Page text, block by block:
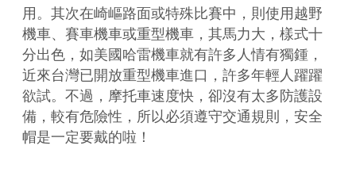
用。其次在崎嶇路面或特殊比賽中，則使用越野
機車、賽車機車或重型機車，其馬力大，樣式十
分出色，如美國哈雷機車就有許多人情有獨鍾，
近來台灣已開放重型機車進口，許多年輕人躍躍
欲試。不過，摩托車速度快，卻沒有太多防護設
備，較有危險性，所以必須遵守交通規則，安全
帽是一定要戴的啦！